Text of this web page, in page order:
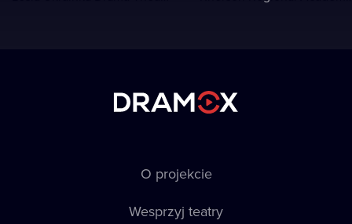
O projekcie
Wesprzyj teatry